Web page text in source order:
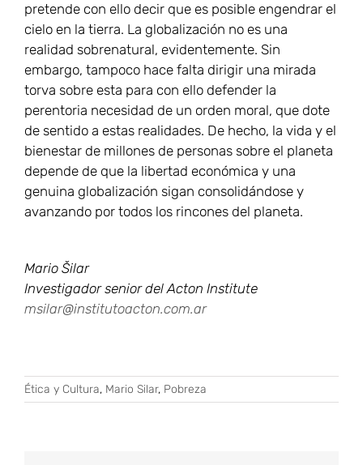
pretende con ello decir que es posible engendrar el
cielo en la tierra. La globalización no es una
realidad sobrenatural, evidentemente. Sin
embargo, tampoco hace falta dirigir una mirada
torva sobre esta para con ello defender la
perentoria necesidad de un orden moral, que dote
de sentido a estas realidades. De hecho, la vida y el
bienestar de millones de personas sobre el planeta
depende de que la libertad económica y una
genuina globalización sigan consolidándose y
avanzando por todos los rincones del planeta.
Mario Šilar
Investigador senior del Acton Institute
msilar@institutoacton.com.ar
Ética y Cultura, Mario Silar, Pobreza